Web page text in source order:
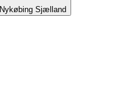
Sjælland